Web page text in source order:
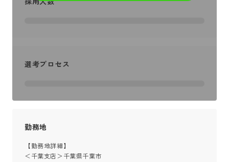
選考プロセス
勤務地
【勤務地詳細】
＜千葉支店＞千葉県千葉市